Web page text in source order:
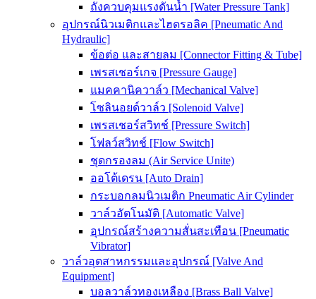
ถังควบคุมแรงดันน้ำ [Water Pressure Tank]
อุปกรณ์นิวเมติกและไฮดรอลิค [Pneumatic And
Hydraulic]
ข้อต่อ และสายลม [Connector Fitting & Tube]
เพรสเชอร์เกจ [Pressure Gauge]
แมคคานิควาล์ว [Mechanical Valve]
โซลินอยด์วาล์ว [Solenoid Valve]
เพรสเชอร์สวิทช์ [Pressure Switch]
โฟลว์สวิทช์ [Flow Switch]
ชุดกรองลม (Air Service Unite)
ออโต้เดรน [Auto Drain]
กระบอกลมนิวเมติก Pneumatic Air Cylinder
วาล์วอัตโนมัติ [Automatic Valve]
อุปกรณ์สร้างความสั่นสะเทือน [Pneumatic
Vibrator]
วาล์วอุตสาหกรรมและอุปกรณ์ [Valve And
Equipment]
บอลวาล์วทองเหลือง [Brass Ball Valve]